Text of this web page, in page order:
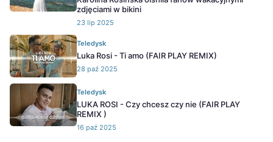
zdjęciami w bikini
23 lip 2025
Teledysk
Luka Rosi - Ti amo (FAIR PLAY REMIX)
28 paź 2025
Teledysk
LUKA ROSI - Czy chcesz czy nie (FAIR PLAY
REMIX )
16 paź 2025